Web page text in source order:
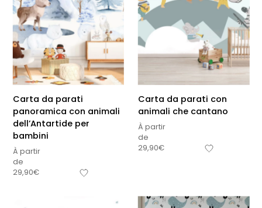
Carta da parati
panoramica con animali
dell’Antartide per
bambini
À partir
de
29,90€
Carta da parati con
animali che cantano
À partir
de
29,90€